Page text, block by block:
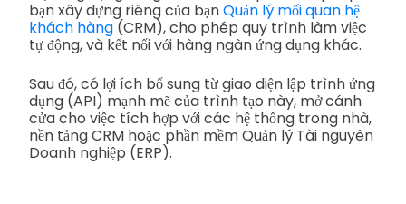
bạn xây dựng riêng của bạnQuản lý mối quan hệ
khách hàng (CRM), cho phép quy trình làm việc
tự động, và kết nối với hàng ngàn ứng dụng khác.
Sau đó, có lợi ích bổ sung từ giao diện lập trình ứng
dụng (API) mạnh mẽ của trình tạo này, mở cánh
cửa cho việc tích hợp với các hệ thống trong nhà,
nền tảng CRM hoặc phần mềm Quản lý Tài nguyên
Doanh nghiệp (ERP).